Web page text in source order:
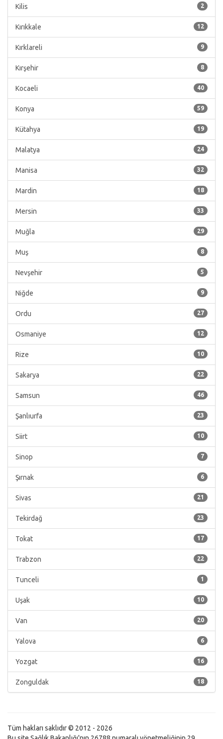
2
Kilis
12
Kırıkkale
9
Kırklareli
8
Kırşehir
40
Kocaeli
59
Konya
19
Kütahya
24
Malatya
32
Manisa
18
Mardin
33
Mersin
29
Muğla
8
Muş
5
Nevşehir
9
Niğde
27
Ordu
12
Osmaniye
10
Rize
22
Sakarya
46
Samsun
23
Şanlıurfa
10
Siirt
7
Sinop
6
Şırnak
21
Sivas
23
Tekirdağ
17
Tokat
22
Trabzon
1
Tunceli
10
Uşak
20
Van
6
Yalova
16
Yozgat
18
Zonguldak
Tüm hakları saklıdır © 2012 - 2026